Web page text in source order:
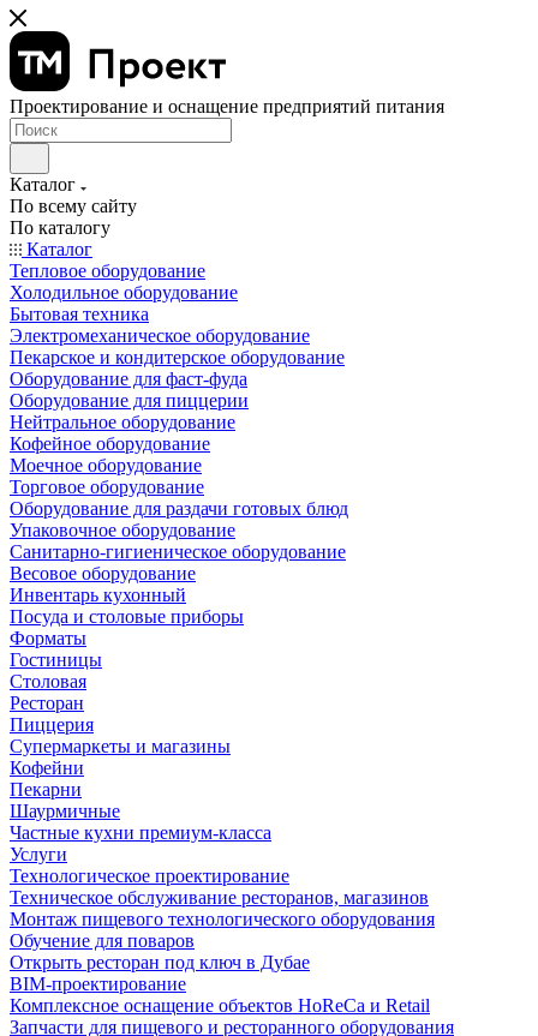
Проектирование и оснащение предприятий питания
Каталог
По всему сайту
По каталогу
Каталог
Тепловое оборудование
Холодильное оборудование
Бытовая техника
Электромеханическое оборудование
Пекарское и кондитерское оборудование
Оборудование для фаст-фуда
Оборудование для пиццерии
Нейтральное оборудование
Кофейное оборудование
Моечное оборудование
Торговое оборудование
Оборудование для раздачи готовых блюд
Упаковочное оборудование
Санитарно-гигиеническое оборудование
Весовое оборудование
Инвентарь кухонный
Посуда и столовые приборы
Форматы
Гостиницы
Столовая
Ресторан
Пиццерия
Супермаркеты и магазины
Кофейни
Пекарни
Шаурмичные
Частные кухни премиум-класса
Услуги
Технологическое проектирование
Техническое обслуживание ресторанов, магазинов
Монтаж пищевого технологического оборудования
Обучение для поваров
Открыть ресторан под ключ в Дубае
BIM-проектирование
Комплексное оснащение объектов HoReCa и Retail
Запчасти для пищевого и ресторанного оборудования